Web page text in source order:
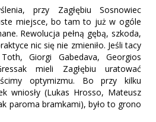
przy Zagłębiu Sosnowiec
miejsce, bo tam to już w ogóle
Rewolucja pełną gębą, szkoda,
nic się nie zmieniło. Jeśli tacy
Giorgi Gabedava, Georgios
mieli Zagłębiu uratować
optymizmu. Bo przy kilku
wniosły (Lukas Hrosso, Mateusz
paroma bramkami), było to grono